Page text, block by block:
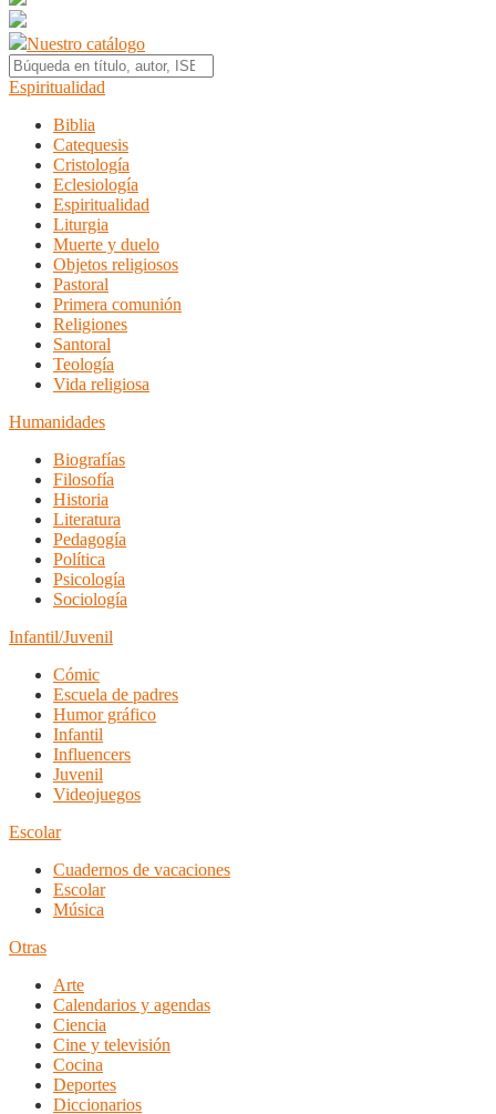
Nuestro catálogo
Espiritualidad
Biblia
Catequesis
Cristología
Eclesiología
Espiritualidad
Liturgia
Muerte y duelo
Objetos religiosos
Pastoral
Primera comunión
Religiones
Santoral
Teología
Vida religiosa
Humanidades
Biografías
Filosofía
Historia
Literatura
Pedagogía
Política
Psicología
Sociología
Infantil/Juvenil
Cómic
Escuela de padres
Humor gráfico
Infantil
Influencers
Juvenil
Videojuegos
Escolar
Cuadernos de vacaciones
Escolar
Música
Otras
Arte
Calendarios y agendas
Ciencia
Cine y televisión
Cocina
Deportes
Diccionarios